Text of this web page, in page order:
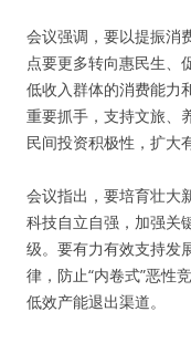
会议强调，要以提振消
点要更多转向惠民生、
低收入群体的消费能力
重要抓手，支持文旅、
民间投资积极性，扩大
会议指出，要培育壮大
科技自立自强，加强关
级。要有力有效支持发
律，防止“内卷式”恶性
低效产能退出渠道。